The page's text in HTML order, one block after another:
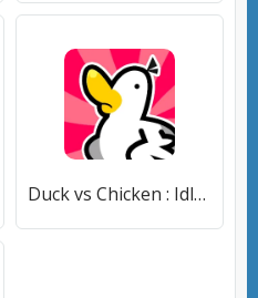
Duck vs Chicken : Idle Defense (Дак против Чикен) [МОД Premium] APK Android